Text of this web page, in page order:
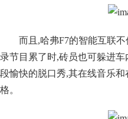
而且,哈弗F7的智能互联
录节目累了时,砖员也可躲进
段愉快的脱口秀,其在线音乐
格。